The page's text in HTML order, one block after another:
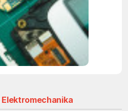
Elektromechanika